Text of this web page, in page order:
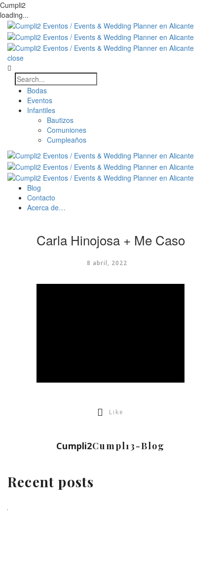
Cumpli2
loading...
close
Bodas
Eventos
Infantiles
Bautizos
Comuniones
Cumpleaños
Blog
Contacto
Acerca de…
Carla Hinojosa + Me Caso
8 abril, 2022
Like
Cumpli2Cumpl13-Blog
Recent posts